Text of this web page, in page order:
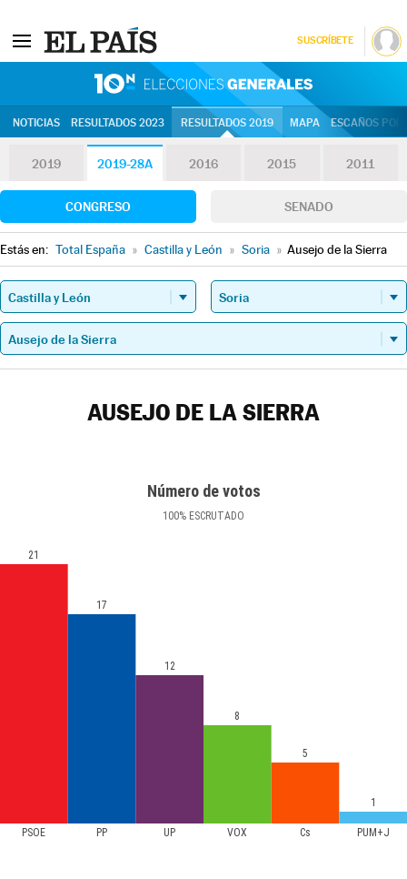
SUSCRÍBETE
NOTICIAS RESULTADOS 2023 RESULTADOS 2019 MAPA ESCAÑOS
2019 2019-28A 2016 2015 2011
CONGRESO SENADO
Estás en: Total España » Castilla y León » Soria » Ausejo de la Sierra
AUSEJO DE LA SIERRA
Número de votos
100% ESCRUTADO
PSOE PP UP VOX Cs PUM+J
21
17
12
8
5
1